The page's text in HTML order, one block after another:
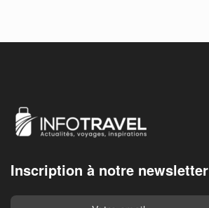
Inscription à notre newsletter